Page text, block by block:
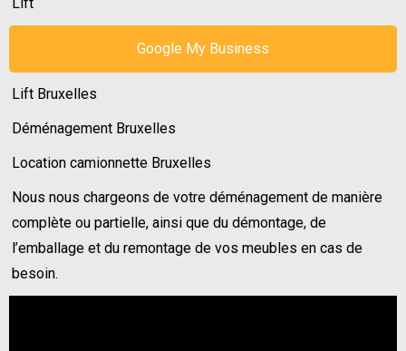
Google My Business
Lift Bruxelles
Déménagement Bruxelles
Location camionnette Bruxelles
Nous nous chargeons de votre déménagement de manière
complète ou partielle, ainsi que du démontage, de
l’emballage et du remontage de vos meubles en cas de
besoin.